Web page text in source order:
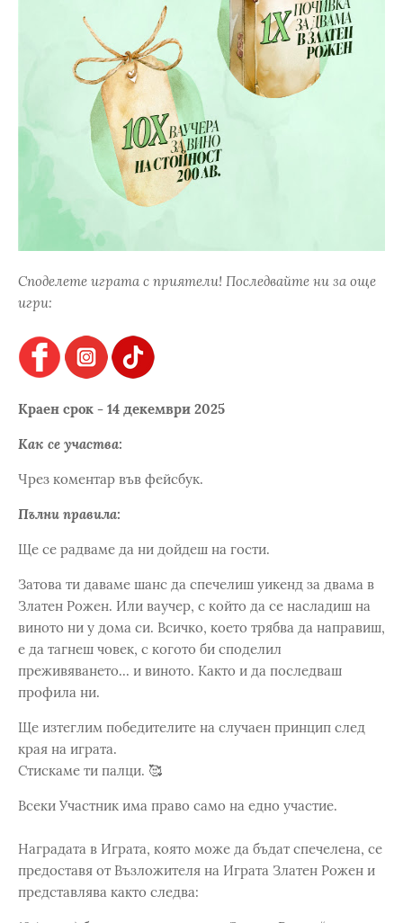
Споделете играта с приятели! Последвайте ни за още
игри:
Краен срок - 14 декември 2025
Как се участва:
Чрез коментар във фейсбук.
Пълни правила:
Ще се радваме да ни дойдеш на гости.
Затова ти даваме шанс да спечелиш уикенд за двама в
Златен Рожен. Или ваучер, с който да се насладиш на
виното ни у дома си. Всичко, което трябва да направиш,
е да тагнеш човек, с когото би споделил
преживяването... и виното. Както и да последваш
профила ни.
Ще изтеглим победителите на случаен принцип след
края на играта.
Стискаме ти палци. 🥰
Всеки Участник има право само на едно участие.
Наградата в Играта, която може да бъдат спечелена, се
предоставя от Възложителя на Играта Златен Рожен и
представлява както следва: